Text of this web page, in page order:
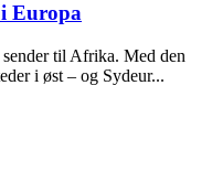
Europa
til Afrika. Med den
i øst – og Sydeur...